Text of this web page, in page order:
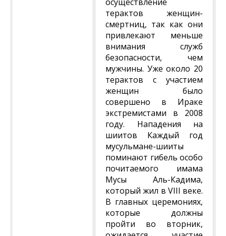
терактов женщин-
смертниц, так как они
привлекают меньше
внимания служб
безопасности, чем
мужчины. Уже около 20
терактов с участием
женщин было
совершено в Ираке
экстремистами в 2008
году. Нападения на
шиитов Каждый год
мусульмане-шииты
поминают гибель особо
почитаемого имама
Мусы Аль-Кадима,
который жил в VIII веке.
В главных церемониях,
которые должны
пройти во вторник,